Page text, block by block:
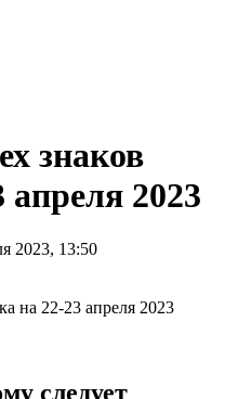
знаков
апреля 2023
2023, 13:50
следует